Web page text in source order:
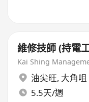
維修技師 (持電
Kai Shing
油尖旺, 大角咀
5.5天/週